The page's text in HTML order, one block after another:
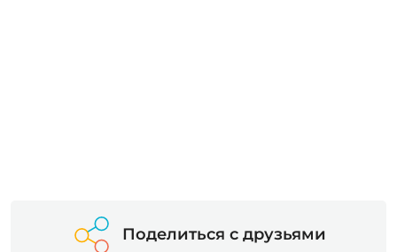
Поделиться с друзьями